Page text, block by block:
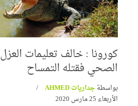
كورونا : خالف تعليمات العزل
الصحي فقتله التمساح
بواسطةجداريات AHMED
الأربعاء 25 مارس 2020